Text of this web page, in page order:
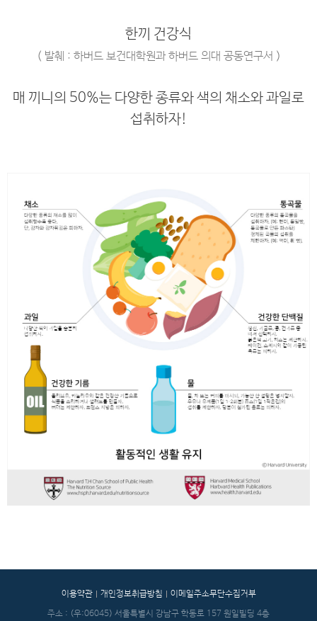
한끼 건강식
( 발췌 : 하버드 보건대학원과 하버드 의대 공동연구서 )
매 끼니의 50%는 다양한 종류와 색의 채소와 과일로
섭취하자!
이용약관 개인정보취급방침
이메일주소무단수집거부
주소 : (우:06045) 서울특별시 강남구 학동로 157 원일빌딩 4층